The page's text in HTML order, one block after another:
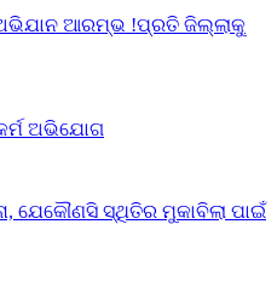
ଆରମ୍ଭ !ପ୍ରତି ଜିଲ୍ଲାକୁ
ଅଭିଯୋଗ
ଯେକୌଣସି ସ୍ଥିତିର ମୁକାବିଲା ପାଇଁ